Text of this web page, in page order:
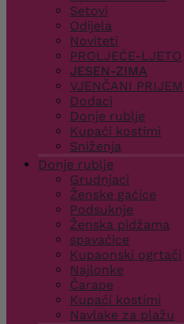
Setovi
Odijela
Noviteti
PROLJEĆE-LJETO
JESEN-ZIMA
VJENČANI PRIJEM
Dodaci
Donje rublje
Kupaći kostimi
Sniženja
Donje rublje
Grudnjaci
Ženske gaćice
Podsuknje
Ženska pidžama
spavaćice
Kupaonski ogrtači
Najlonke
Čarape
Kupaći kostimi
Navlake za plažu